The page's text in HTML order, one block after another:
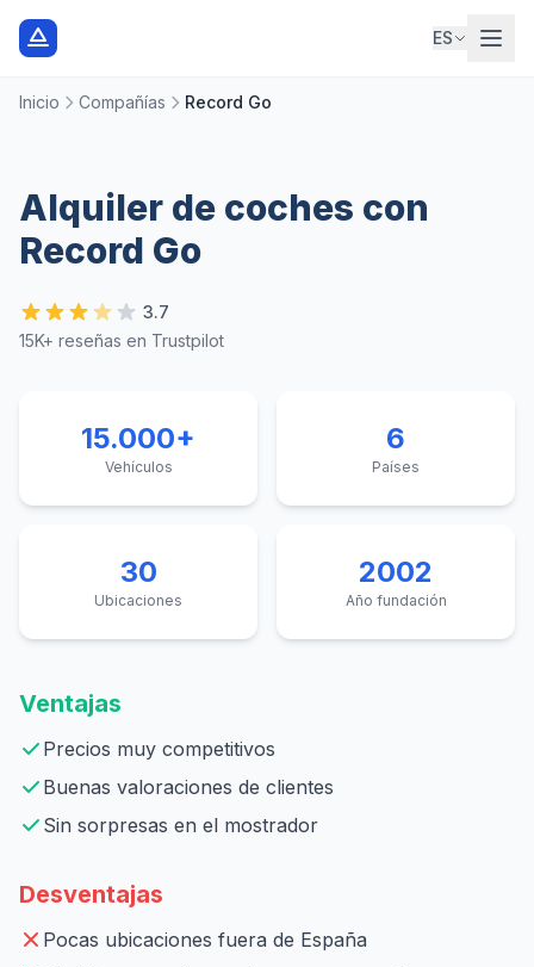
ES
Inicio Compañías Record Go
Alquiler de coches con
Record Go
3.7
15K+ reseñas en Trustpilot
15.000+
Vehículos
6
Países
30
Ubicaciones
2002
Año fundación
Ventajas
Precios muy competitivos
Buenas valoraciones de clientes
Sin sorpresas en el mostrador
Desventajas
Pocas ubicaciones fuera de España